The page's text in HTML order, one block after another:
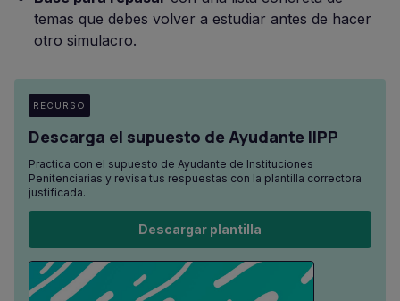
temas que debes volver a estudiar antes de hacer
otro simulacro.
RECURSO
Descarga el supuesto de Ayudante IIPP
Practica con el supuesto de Ayudante de Instituciones
Penitenciarias y revisa tus respuestas con la plantilla correctora
justificada.
Descargar plantilla